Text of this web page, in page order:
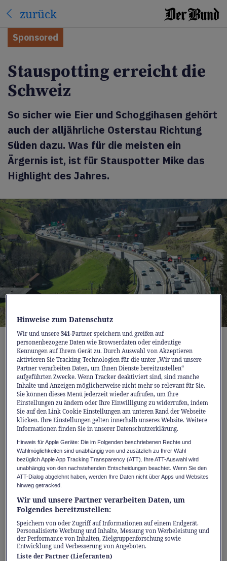
zurück
Sponsored
Stauspotting erreicht die
Schweiz
So sicher wie Eier und Schoggihasen gehört
auch der alljährliche Osterstau Richtung
Süden dazu. Was für die meisten ein
Ärgernis ist, ist für Stauspotter Mike das
Highlight des Jahres.
Immer dabei, aber nie mittendrin: Was andere nervt, ist für
Stauspotter Mike das Paradies.
Mike kennt die Schweizer Stauszene wie kein
Zweiter. Am liebsten besucht er die Hotspots
des Stillstands, steht aber selbst nie im Stau.
Über Ostern wird er natürlich wieder am
Gotthard sein. Von Donnerstag bis Samstag
am Nordportal und ab Sonntag am Südportal.
Die besten Aussichtspunkte? Streng geheim.
Community der Stauspotter. «Die Schweiz ist
ein Paradies für Leute wie mich. Mehr
Verkehr, mehr Baustellen. Für Spotter ist das
wie ein Sechser im Lotto.»
Hinweise zum Datenschutz
Wir und unsere341-Partner speichern und greifen auf
personenbezogene Daten wie Browserdaten oder eindeutige
Kennungen auf Ihrem Gerät zu. Durch Auswahl von Akzeptieren
aktivieren Sie Tracking-Technologien für die unter „Wir und unsere
Partner verarbeiten Daten, um Ihnen Dienste bereitzustellen“
aufgeführten Zwecke. Wenn Tracker deaktiviert sind, sind manche
Inhalte und Anzeigen möglicherweise nicht mehr so relevant für Sie.
Sie können dieses Menü jederzeit wieder aufrufen, um Ihre
Einstellungen zu ändern oder Ihre Einwilligung zu widerrufen, indem
Sie auf den Link Cookie Einstellungen am unteren Rand der Webseite
klicken. Ihre Einstellungen gelten innerhalb unseres Website. Weitere
Informationen finden Sie in unserer Datenschutzerklärung.
Hinweis für Apple Geräte: Die im Folgenden beschriebenen Rechte und
Wahlmöglichkeiten sind unabhängig von und zusätzlich zu Ihrer Wahl
bezüglich Apple App Tracking Transparency (ATT). Ihre ATT-Auswahl wird
unabhängig von den nachstehenden Entscheidungen beachtet. Wenn Sie den
ATT-Dialog abgelehnt haben, werden Ihre Daten nicht über Apps und Websites
hinweg getracked.
Wir und unsere Partner verarbeiten Daten, um
Folgendes bereitzustellen:
Speichern von oder Zugriff auf Informationen auf einem Endgerät.
Personalisierte Werbung und Inhalte, Messung von Werbeleistung und
der Performance von Inhalten, Zielgruppenforschung sowie
Entwicklung und Verbesserung von Angeboten.
Liste der Partner (Lieferanten)